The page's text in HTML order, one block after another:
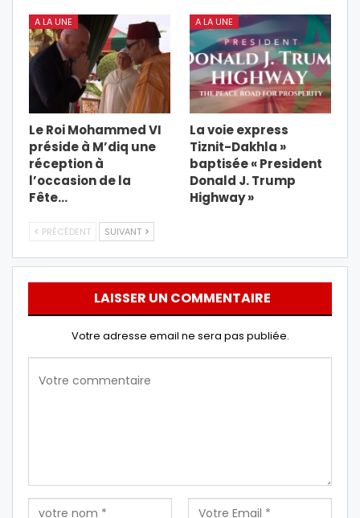
A LA UNE
Le Roi Mohammed VI
préside à M’diq une
réception à
l’occasion de la
Fête…
A LA UNE
La voie express
Tiznit-Dakhla »
baptisée « President
Donald J. Trump
Highway »
PRÉCÉDENT SUIVANT
LAISSER UN COMMENTAIRE
Votre adresse email ne sera pas publiée.